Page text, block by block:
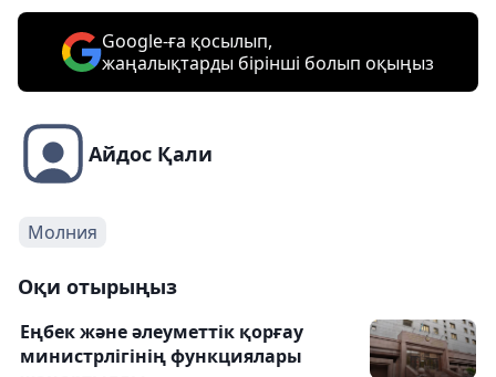
Google-ға қосылып,
жаңалықтарды бірінші болып оқыңыз
Айдос Қали
Молния
Оқи отырыңыз
Еңбек және әлеуметтік қорғау
министрлігінің функциялары